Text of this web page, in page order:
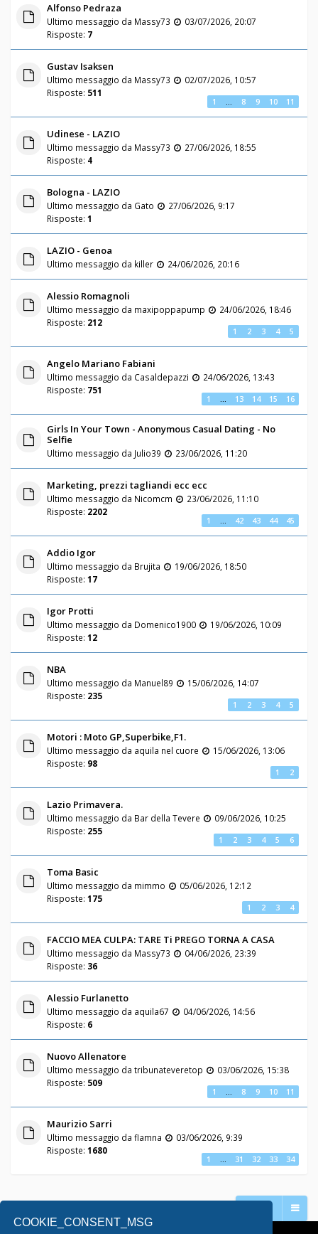
COOKIE_CONSENT_MSG
Alfonso Pedraza
Ultimo messaggio da Massy73
03/07/2026, 20:07
Risposte: 7
Gustav Isaksen
Ultimo messaggio da Massy73
02/07/2026, 10:57
Risposte: 511
1 8 9 10 11
Udinese - LAZIO
Ultimo messaggio da Massy73
27/06/2026, 18:55
Risposte: 4
Bologna - LAZIO
Ultimo messaggio da Gato
27/06/2026, 9:17
Risposte: 1
LAZIO - Genoa
Ultimo messaggio da killer 24/06/2026, 20:16
Alessio Romagnoli
Ultimo messaggio da maxipoppapump
24/06/2026, 18:46
Risposte: 212
1 2 3 4 5
Angelo Mariano Fabiani
Ultimo messaggio da Casaldepazzi
24/06/2026, 13:43
Risposte: 751
1 13 14 15 16
Girls In Your Town - Anonymous Casual Dating - No
Selfie
Ultimo messaggio da Julio39 23/06/2026, 11:20
Marketing, prezzi tagliandi ecc ecc
Ultimo messaggio da Nicomcm
23/06/2026, 11:10
Risposte: 2202
1 42 43 44 45
Addio Igor
Ultimo messaggio da Brujita
19/06/2026, 18:50
Risposte: 17
Igor Protti
Ultimo messaggio da Domenico1900
19/06/2026, 10:09
Risposte: 12
NBA
Ultimo messaggio da Manuel89
15/06/2026, 14:07
Risposte: 235
1 2 3 4 5
Motori : Moto GP,Superbike,F1.
Ultimo messaggio da aquila nel cuore
15/06/2026, 13:06
Risposte: 98
1 2
Lazio Primavera.
Ultimo messaggio da Bar della Tevere
09/06/2026, 10:25
Risposte: 255
1 2 3 4 5 6
Toma Basic
Ultimo messaggio da mimmo
05/06/2026, 12:12
Risposte: 175
1 2 3 4
FACCIO MEA CULPA: TARE Ti PREGO TORNA A CASA
Ultimo messaggio da Massy73
04/06/2026, 23:39
Risposte: 36
Alessio Furlanetto
Ultimo messaggio da aquila67
04/06/2026, 14:56
Risposte: 6
Nuovo Allenatore
Ultimo messaggio da tribunateveretop
03/06/2026, 15:38
Risposte: 509
1 8 9 10 11
Maurizio Sarri
Ultimo messaggio da flamna
03/06/2026, 9:39
Risposte: 1680
1 31 32 33 34